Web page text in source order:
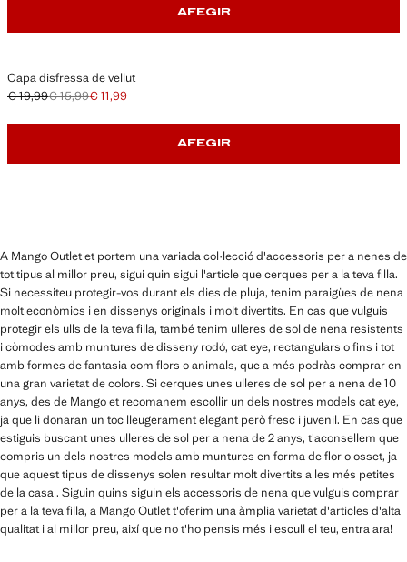
AFEGIR
Capa disfressa de vellut
Preu inicial ratllat [€ 19,99 ]
€ 19,99
Segon preu ratllat [€ 15,99 ]
€ 15,99
Preu actual [€ 11,99 ]
€ 11,99
AFEGIR
A Mango Outlet et portem una variada col·lecció d'accessoris per a nenes de
tot tipus al millor preu, sigui quin sigui l'article que cerques per a la teva filla.
Si necessiteu protegir-vos durant els dies de pluja, tenim paraigües de nena
molt econòmics i en dissenys originals i molt divertits. En cas que vulguis
protegir els ulls de la teva filla, també tenim ulleres de sol de nena resistents
i còmodes amb muntures de disseny rodó, cat eye, rectangulars o fins i tot
amb formes de fantasia com flors o animals, que a més podràs comprar en
una gran varietat de colors. Si cerques unes ulleres de sol per a nena de 10
anys, des de Mango et recomanem escollir un dels nostres models cat eye,
ja que li donaran un toc lleugerament elegant però fresc i juvenil. En cas que
estiguis buscant unes ulleres de sol per a nena de 2 anys, t'aconsellem que
compris un dels nostres models amb muntures en forma de flor o osset, ja
que aquest tipus de dissenys solen resultar molt divertits a les més petites
de la casa . Siguin quins siguin els accessoris de nena que vulguis comprar
per a la teva filla, a Mango Outlet t'oferim una àmplia varietat d'articles d'alta
qualitat i al millor preu, així que no t'ho pensis més i escull el teu, entra ara!